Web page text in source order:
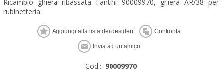
Ricambio ghiera ribassata Fantini 90009970, ghiera AR/38 per
rubinetteria.
Cod.: 90009970